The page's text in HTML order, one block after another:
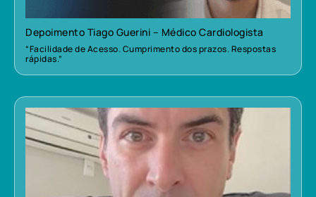
Depoimento Tiago Guerini – Médico Cardiologista
“Facilidade de Acesso. Cumprimento dos prazos. Respostas
rápidas.”